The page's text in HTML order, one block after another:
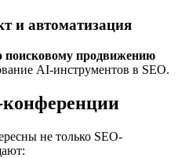
и автоматизация
поисковому продвижению
AI-инструментов в SEO.
не только SEO-